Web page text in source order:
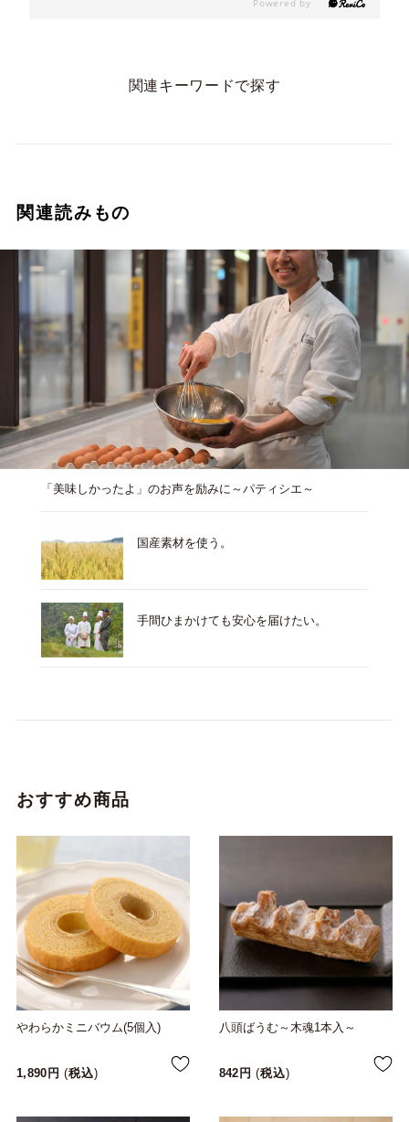
関連キーワードで探す
関連読みもの
「美味しかったよ」のお声を励みに～パティシエ～
国産素材を使う。
手間ひまかけても安心を届けたい。
おすすめ商品
やわらかミニバウム(5個入)
1,890 税込
八頭ばうむ～木魂1本入～
842 税込